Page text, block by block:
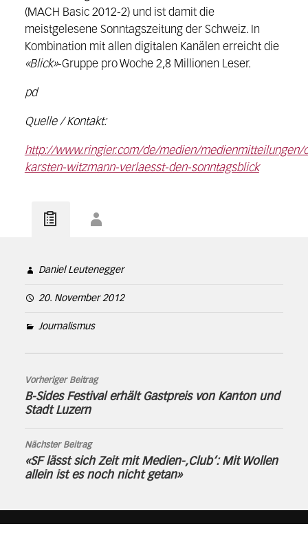
(MACH Basic 2012-2) und ist damit die
meistgelesene Sonntagszeitung der Schweiz. In
Kombination mit allen digitalen Kanälen erreicht die
«Blick»-Gruppe pro Woche 2,8 Millionen Leser.
pd
Quelle / Kontakt:
http://www.ringier.com/de/medien/medienmitteilungen/
karsten-witzmann-verlaesst-den-sonntagsblick
Daniel Leutenegger
20. November 2012
Journalismus
Vorheriger Beitrag
B-Sides Festival erhält Gastpreis von Kanton und
Stadt Luzern
Nächster Beitrag
«SF lässt sich Zeit mit Medien-‚Club‘: Mit Wollen
allein ist es noch nicht getan»